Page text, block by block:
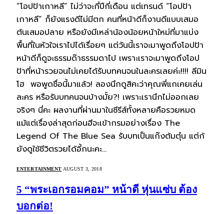
“โอปป้าเกาหลี” ไม่ว่าจะกี่ปีกี่เดือน แต่เทรนด์ “โอปป้า
เกาหลี” ก็ยังแรงดีไม่มีตก คนที่หน้าดีก็งานดีแบบเสมอ
ต้นเสมอปลาย หรือยังมีเหล่าน้องน้อยหน้าใหม่ที่มาแบ่ง
พื้นที่ในหัวใจเราไปได้เรื่อยๆ แต่วันนี้เราจะมาพูดถึงโอปป้า
หน้าดีก็ดูจะธรรมด๊าธรรมดาไป เพราะเราจะมาพูดถึงโอป
ป้าที่หน้ารวยจนไม่เคยได้รับบทคนจนในละครเลยค่ะ!!!! ลีมิน
โฮ พอพูดชื่อนี้มาแล้ว! ลองนึกดูสิคะว่าคุณพี่แกเคยเล่น
ละคร หรือรับบทคนจนบ้างมั้ย?! เพราะเรานึกไม่ออกเลย
จริงๆ นี่คะ ผลงานที่ผ่านมาในซีรีส์ทั้งหลายคือรวยหมด
แม้แต่เรื่องล่าสุดก่อนฮีจะเข้ากรมอย่างเรื่อง The
Legend Of The Blue Sea รับบทเป็นแก๊งต้มตุ๋น แต่ก้
ยังดูใช้ชีวิตรวยได้อี้กนะคะ…
ENTERTAINMENT AUGUST 3, 2018
5 “พระเอกรอมคอม” หน้าดี หุ่นแซ่บ ต้อง
บอกต่อ!